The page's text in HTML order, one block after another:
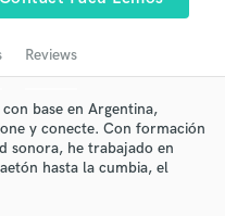
Reviews
base en Argentina,
y conecte. Con formación
sonora, he trabajado en
hasta la cumbia, el
reviews of top pros.